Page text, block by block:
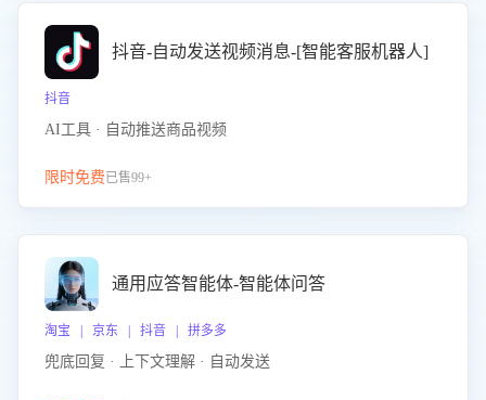
抖音-自动发送视频消息-[智能客服机器人]
抖音
AI工具 · 自动推送商品视频
限时免费已售99+
通用应答智能体-智能体问答
淘宝 | 京东 | 抖音 | 拼多多
兜底回复 · 上下文理解 · 自动发送